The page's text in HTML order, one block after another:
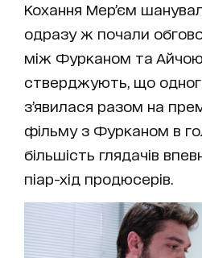
Кохання Мер’єм
одразу ж почали
між Фурканом та Айчою.
стверджують, що
з’явилася разом на
фільму з Фурканом в
більшість глядачів
піар-хід продюсерів.